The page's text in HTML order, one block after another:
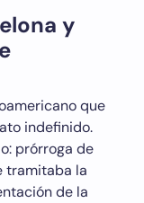
y
que
indefinido.
prórroga de
tramitaba la
de la